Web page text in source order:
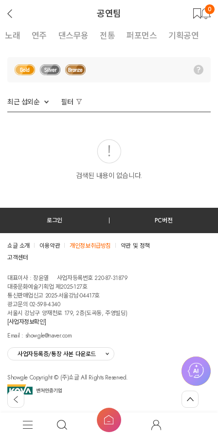
공연팀
뒤
로
기
0
노래 연주 댄스무용 전통 퍼포먼스 기획공연
최근 섭외순 필터
검색된 내용이 없습니다.
홈
버
튼
뒤
가
섭
외
공
고
맨
위
로
로그인 PC버전
쇼글 소개 이용약관 개인정보취급방침
약관 및 정책
고객센터
대표이사 : 장윤열
사업자등록번호 220-87-31879
대중문화예술기획업 제2025-127호
통신판매업신고 2025-서울강남-04417호
광고문의 02-598-4340
서울시 강남구 양재천로 179, 2층(도곡동, 주영빌딩)
[사업자정보확인]
Email : showgle@naver.com
사업자등록증/통장 사본 다운로드
Showgle Copyright © (주)쇼글 All Rights Reserved.